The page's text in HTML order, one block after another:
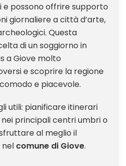
possono offrire supporto
giornaliere a città d’arte,
Questa
di un soggiorno in
a Giove molto
e scoprire la regione
e piacevole.
utili: pianificare itinerari
principali centri umbri o
al meglio il
nel comune di Giove.